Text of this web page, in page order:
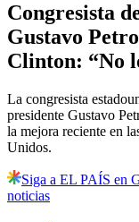
Congresista
Gustavo
Clinton: “No
La congresista
presidente Gustavo
la mejora reciente en
Unidos.
Siga a EL PAÍS en
noticias